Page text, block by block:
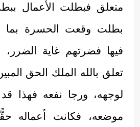
متعلق فبطلت الأعمال
بطلت وقعت الحسرة بما
فيها فضرتهم غاية
تعلق بالله الملك الحق
لوجهه، ورجا نفعه فهذا
موضعه، فكانت أعماله